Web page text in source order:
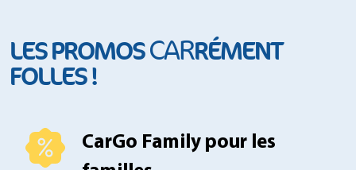
LES PROMOSCARRÉMENT
FOLLES !
CarGo Family pour les